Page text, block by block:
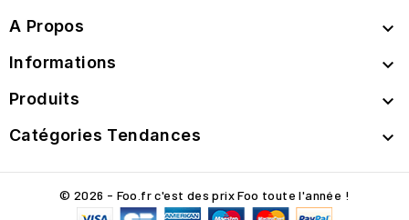
A Propos 
Informations 
Produits 
Catégories Tendances 
© 2026 - Foo.fr c'est des prix Foo toute l'année !